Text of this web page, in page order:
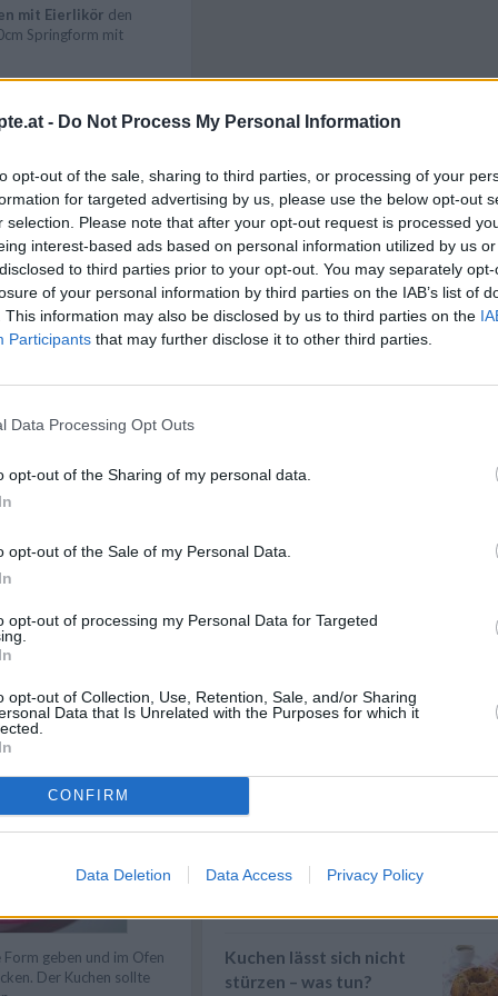
- Do Not Process My Personal Information
opt-out of the sale, sharing to third parties, or processing of your
for targeted advertising by us, please use the below opt-out
selection. Please note that after your opt-out request is processed
interest-based ads based on personal information utilized by us
to third parties prior to your opt-out. You may separately
of your personal information by third parties on the IAB’s list of
This information may also be disclosed by us to third parties on the
Participants that may further disclose it to other third parties.
Data Processing Opt Outs
opt-out of the Sharing of my personal data.
opt-out of the Sale of my Personal Data.
opt-out of processing my Personal Data for Targeted
opt-out of Collection, Use, Retention, Sale, and/or Sharing
Data that Is Unrelated with the Purposes for which it
CONFIRM
Data Deletion Data Access Privacy Policy
mit Eierlikör den
Springform mit
zu einem
kleben bleiben,
hinzufügen.
2 cm hohen Rand am
das Ei, das
den Eierlikör nach
verrühren.
geben und im Ofen
Der Kuchen sollte
Artikelempfehlung
Wer Eier kochen will, sollte in
Gemüse kochen
Gemüsesorten und ... » mehr
hochwertigen Lesbensmitteln
Brokkoli kochen - Bevor es
Kuchen lässt sich nicht
stürzen – was tun?